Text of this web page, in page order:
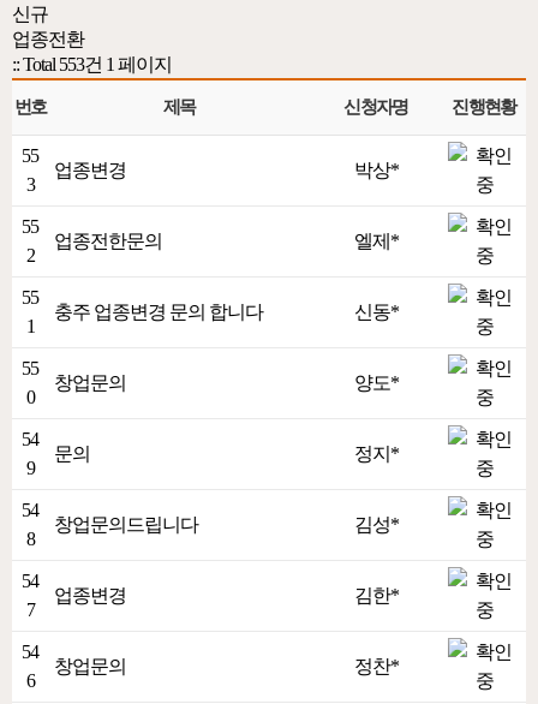
신규
업종전환
:: Total 553건 1 페이지
번호 제목 신청자명 진행현황
55
3
업종변경 박상*
55
2
업종전한문의 엘제*
55
1
충주 업종변경 문의 합니다 신동*
55
0
창업문의 양도*
54
9
문의 정지*
54
8
창업문의드립니다 김성*
54
7
업종변경 김한*
54
6
창업문의 정찬*